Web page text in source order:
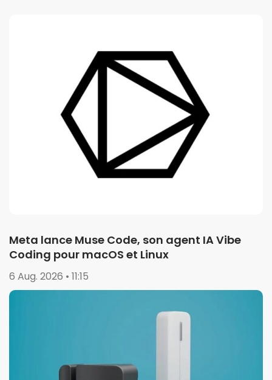
Meta lance Muse Code, son agent IA Vibe
Coding pour macOS et Linux
6 Aug. 2026 • 11:15